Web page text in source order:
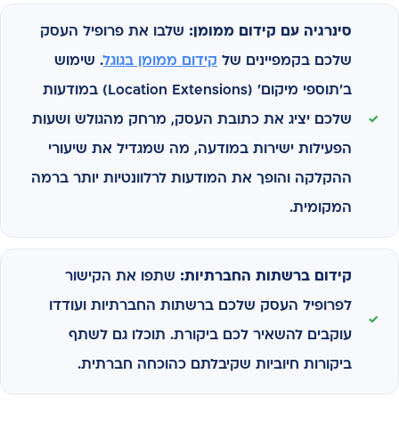
סינרגיה עם קידום ממומן: שלבו את פרופיל העסק
שלכם בקמפיינים של קידום ממומן בגוגל. שימוש
ב'תוספי מיקום' (Location Extensions) במודעות
שלכם יציג את כתובת העסק, מרחק מהגולש ושעות
הפעילות ישירות במודעה, מה שמגדיל את שיעורי
ההקלקה והופך את המודעות לרלוונטיות יותר ברמה
המקומית.
קידום ברשתות החברתיות: שתפו את הקישור
לפרופיל העסק שלכם ברשתות החברתיות ועודדו
עוקבים להשאיר לכם ביקורת. תוכלו גם לשתף
ביקורות חיוביות שקיבלתם כהוכחה חברתית.